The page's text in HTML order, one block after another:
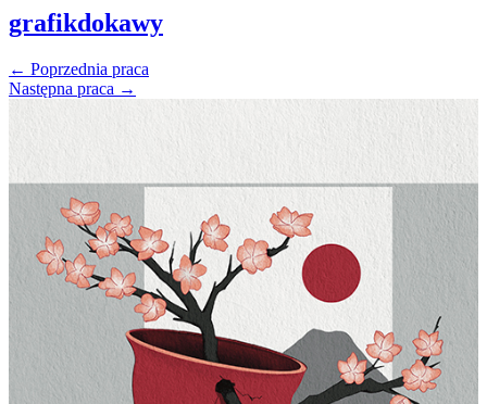
grafikdokawy
← Poprzednia praca
Następna praca →